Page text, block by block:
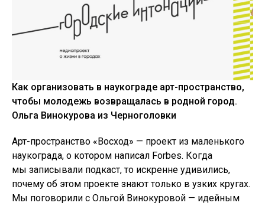
Как организовать в наукограде арт-пространство,
чтобы молодежь возвращалась в родной город.
Ольга Винокурова из Черноголовки
Арт-пространство «Восход» — проект из маленького
наукограда, о котором написал Forbes. Когда
мы записывали подкаст, то искренне удивились,
почему об этом проекте знают только в узких кругах.
Мы поговорили с Ольгой Винокуровой — идейным
ПРАВОВАЯ ИНФОРМАЦИЯ
ОБРАТНАЯ СВЯЗЬ
ЧАСТО ЗАДАВАЕМЫЕ ВОПРОСЫ
НОВОСТИ
МЫ В МЕДИА